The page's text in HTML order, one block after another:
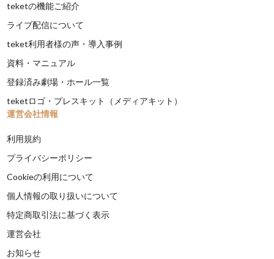
teketの機能ご紹介
ライブ配信について
teket利用者様の声・導入事例
資料・マニュアル
登録済み劇場・ホール一覧
teketロゴ・プレスキット（メディアキット）
運営会社情報
利用規約
プライバシーポリシー
Cookieの利用について
個人情報の取り扱いについて
特定商取引法に基づく表示
運営会社
お知らせ